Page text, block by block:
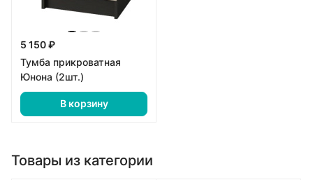
5 150 ₽
Тумба прикроватная
Юнона (2шт.)
В корзину
Товары из категории